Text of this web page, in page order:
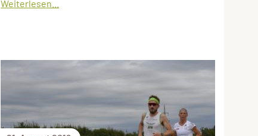
Weiterlesen...